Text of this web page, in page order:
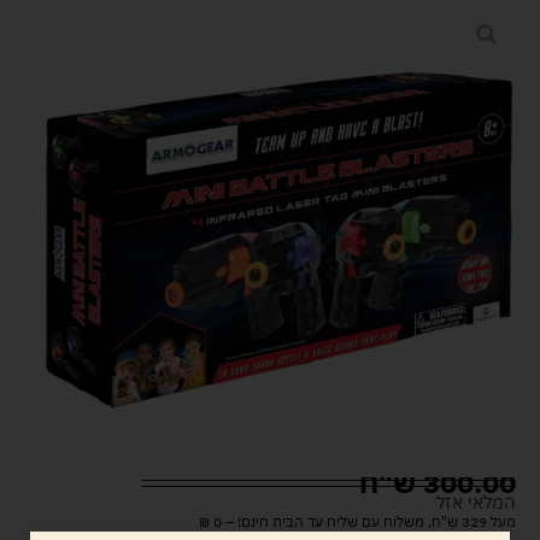
300.00ש"ח
המלאי אזל
מעל 329 ש"ח, משלוח עם שליח עד הבית חינם! – 0 ₪